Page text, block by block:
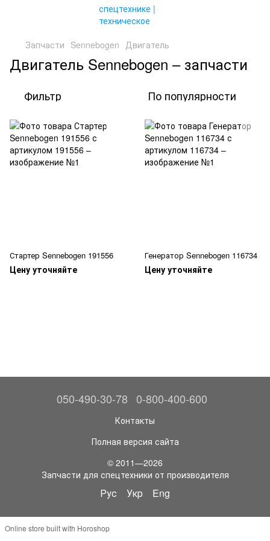
Запчасти Sennebogen Двигатель
Двигатель Sennebogen – запчасти
Фильтр По популярности
Стартер Sennebogen 191556
Цену уточняйте
Генератор Sennebogen 116734
Цену уточняйте
050-490-30-78 0-800-400-600
Контакты
Полная версия сайта
© 2011—2026
Запчасти для спецтехники от производителя
Рус Укр Eng
Online store built with Horoshop